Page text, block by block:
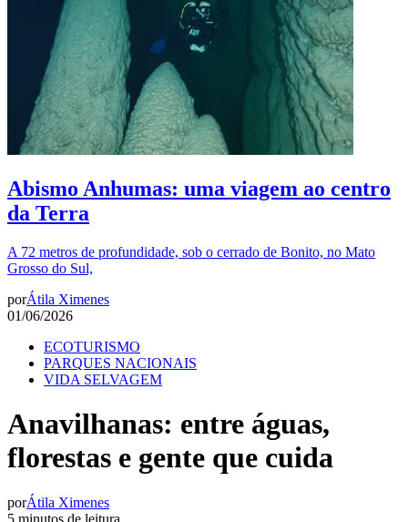
Abismo Anhumas: uma viagem ao centro
da Terra
A 72 metros de profundidade, sob o cerrado de Bonito, no Mato
Grosso do Sul,
porÁtila Ximenes
01/06/2026
ECOTURISMO
PARQUES NACIONAIS
VIDA SELVAGEM
Anavilhanas: entre águas,
florestas e gente que cuida
porÁtila Ximenes
5 minutos de leitura